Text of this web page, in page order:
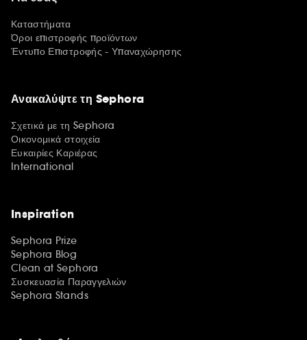
Καταστήματα
Όροι επιστροφής προϊόντων
Έντυπο Επιστροφής - Υπαναχώρησης
Ανακαλύψτε τη Sephora
Σχετικά με τη Sephora
Οικονομικά στοιχεία
Ευκαιρίες Καριέρας
International
Inspiration
Sephora Prize
Sephora Blog
Clean at Sephora
Συσκευασία Παραγγελιών
Sephora Stands